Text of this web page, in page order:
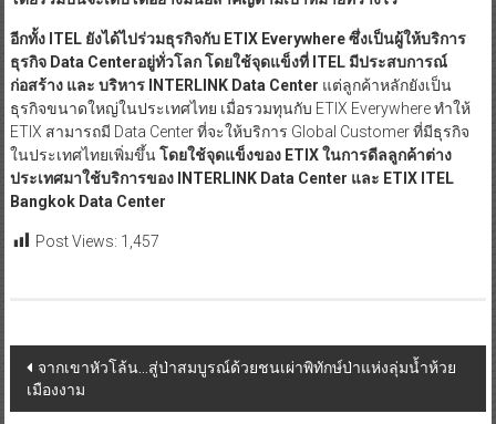
อีกทั้ง ITEL ยังได้ไปร่วมธุรกิจกับ ETIX Everywhere ซึ่งเป็นผู้ให้บริการ
ธุรกิจ Data Centerอยู่ทั่วโลกโดยใช้จุดแข็งที่ ITEL มีประสบการณ์
ก่อสร้าง และ บริหาร INTERLINK Data Center แต่ลูกค้าหลักยังเป็น
ธุรกิจขนาดใหญ่ในประเทศไทย เมื่อรวมทุนกับ ETIX Everywhere ทำให้
ETIX สามารถมี Data Center ที่จะให้บริการ Global Customer ที่มีธุรกิจ
ในประเทศไทยเพิ่มขึ้นโดยใช้จุดแข็งของ ETIX ในการดีลลูกค้าต่าง
ประเทศมาใช้บริการของ INTERLINK Data Center และ ETIX ITEL
Bangkok Data Center
Post Views: 1,457
Post
navigation
จากเขาหัวโล้น…สู่ป่าสมบูรณ์ด้วยชนเผ่าพิทักษ์ป่าแห่งลุ่มน้ำห้วย
เมืองงาม